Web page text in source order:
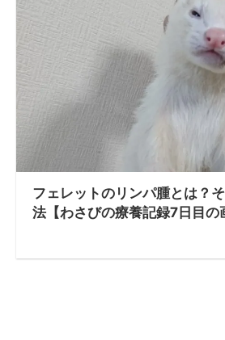
フェレットのリンパ腫とは？
法【わさびの療養記録7日目の